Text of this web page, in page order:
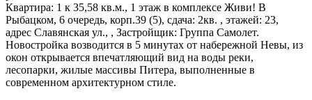
Квартира: 1 к 35,58 кв.м., 1 этаж в комплексе Живи! В
Рыбацком, 6 очередь, корп.39 (5), сдача: 2кв. , этажей: 23,
адрес Славянская ул., , Застройщик: Группа Самолет.
Новостройка возводится в 5 минутах от набережной Невы, из
окон открывается впечатляющий вид на воды реки,
лесопарки, жилые массивы Питера, выполненные в
современном архитектурном стиле.